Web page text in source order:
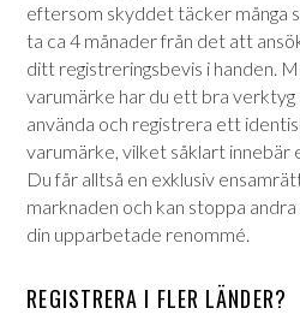
eftersom skyddet täcker många
ta ca 4 månader från det att
ditt registreringsbevis i handen.
varumärke har du ett bra
använda och registrera ett
varumärke, vilket såklart innebär
Du får alltså en exklusiv
marknaden och kan stoppa
din upparbetade renommé.
REGISTRERA I FLER LÄNDER?